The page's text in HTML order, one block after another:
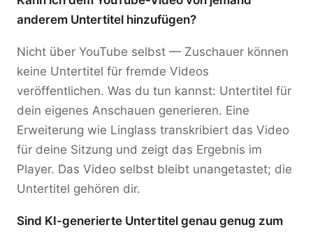
anderem Untertitel hinzufügen?
Nicht über YouTube selbst — Zuschauer können
keine Untertitel für fremde Videos
veröffentlichen. Was du tun kannst: Untertitel für
dein eigenes Anschauen generieren. Eine
Erweiterung wie Linglass transkribiert das Video
für deine Sitzung und zeigt das Ergebnis im
Player. Das Video selbst bleibt unangetastet; die
Untertitel gehören dir.
Sind KI-generierte Untertitel genau genug zum